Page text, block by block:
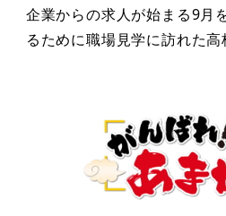
企業からの求人が始まる9月
るために職場見学に訪れた高